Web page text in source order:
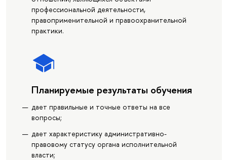
профессиональной деятельности,
правоприменительной и правоохранительной
практики.
Планируемые результаты обучения
дает правильные и точные ответы на все
вопросы;
дает характеристику административно-
правовому статусу органа исполнительной
власти;